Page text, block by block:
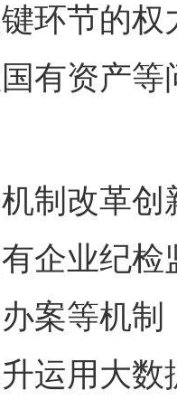
环节的
有资产
改革创
企业纪检
案等机
运用大